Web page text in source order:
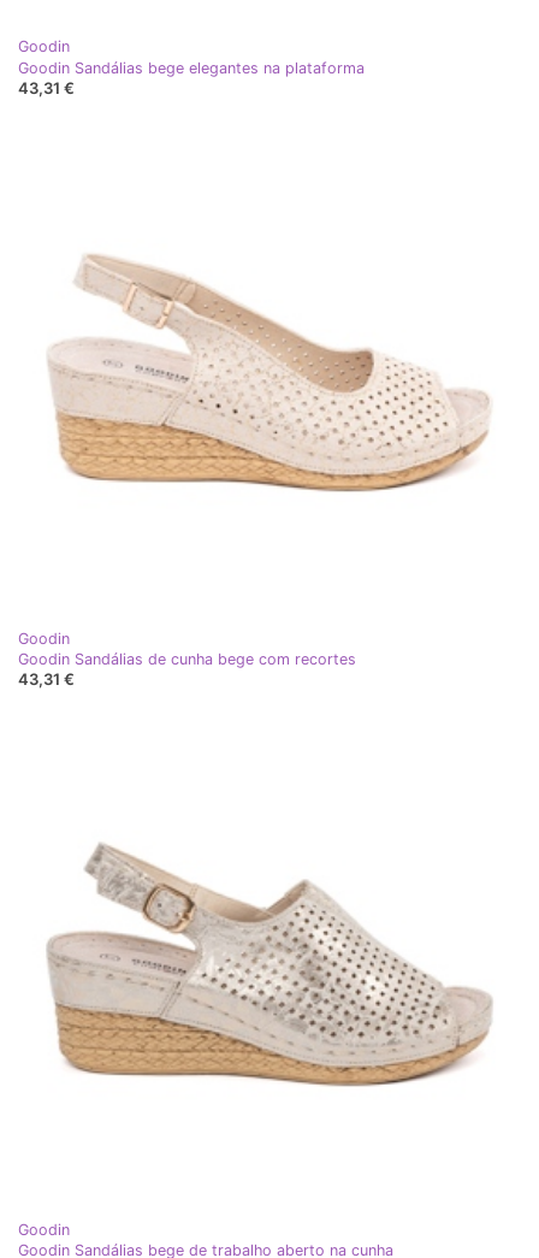
Goodin
Goodin Sandálias bege elegantes na plataforma
43,31 €
Goodin
Goodin Sandálias de cunha bege com recortes
43,31 €
Goodin
Goodin Sandálias bege de trabalho aberto na cunha